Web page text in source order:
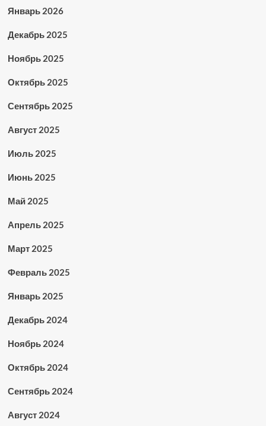
Январь 2026
Декабрь 2025
Ноябрь 2025
Октябрь 2025
Сентябрь 2025
Август 2025
Июль 2025
Июнь 2025
Май 2025
Апрель 2025
Март 2025
Февраль 2025
Январь 2025
Декабрь 2024
Ноябрь 2024
Октябрь 2024
Сентябрь 2024
Август 2024